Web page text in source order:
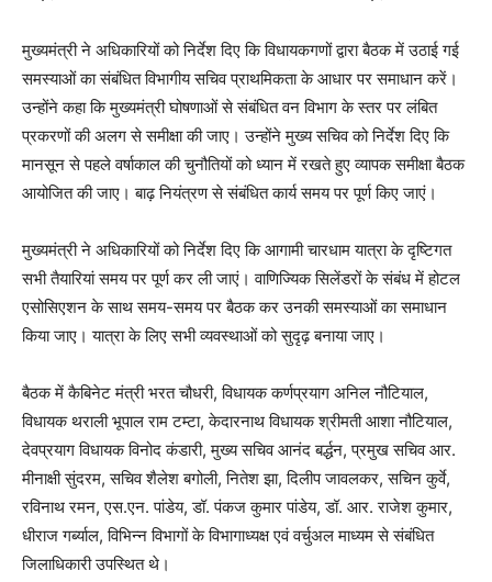
मुख्यमंत्री ने अधिकारियों को निर्देश दिए कि विधायकगणों द्वारा बैठक में उठाई गई
समस्याओं का संबंधित विभागीय सचिव प्राथमिकता के आधार पर समाधान करें।
उन्होंने कहा कि मुख्यमंत्री घोषणाओं से संबंधित वन विभाग के स्तर पर लंबित
प्रकरणों की अलग से समीक्षा की जाए। उन्होंने मुख्य सचिव को निर्देश दिए कि
मानसून से पहले वर्षाकाल की चुनौतियों को ध्यान में रखते हुए व्यापक समीक्षा बैठक
आयोजित की जाए। बाढ़ नियंत्रण से संबंधित कार्य समय पर पूर्ण किए जाएं।
मुख्यमंत्री ने अधिकारियों को निर्देश दिए कि आगामी चारधाम यात्रा के दृष्टिगत
सभी तैयारियां समय पर पूर्ण कर ली जाएं। वाणिज्यिक सिलेंडरों के संबंध में होटल
एसोसिएशन के साथ समय-समय पर बैठक कर उनकी समस्याओं का समाधान
किया जाए। यात्रा के लिए सभी व्यवस्थाओं को सुदृढ़ बनाया जाए।
बैठक में कैबिनेट मंत्री भरत चौधरी, विधायक कर्णप्रयाग अनिल नौटियाल,
विधायक थराली भूपाल राम टम्टा, केदारनाथ विधायक श्रीमती आशा नौटियाल,
देवप्रयाग विधायक विनोद कंडारी, मुख्य सचिव आनंद बर्द्धन, प्रमुख सचिव आर.
मीनाक्षी सुंदरम, सचिव शैलेश बगोली, नितेश झा, दिलीप जावलकर, सचिन कुर्वे,
रविनाथ रमन, एस.एन. पांडेय, डॉ. पंकज कुमार पांडेय, डॉ. आर. राजेश कुमार,
धीराज गर्ब्याल, विभिन्न विभागों के विभागाध्यक्ष एवं वर्चुअल माध्यम से संबंधित
जिलाधिकारी उपस्थित थे।